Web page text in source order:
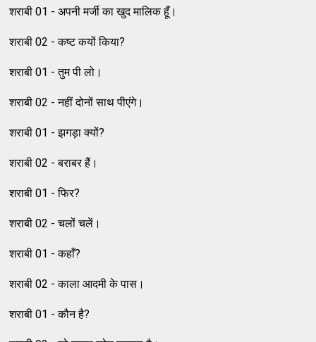
शराबी 01 - अपनी मर्जी का खुद मालिक हूँ।
शराबी 02 - कष्ट कयों किया?
शराबी 01 - तुम पी लो।
शराबी 02 - नहीं दोनों साथ पीएंगे।
शराबी 01 - झगड़ा क्यों?
शराबी 02 - बराबर हैं।
शराबी 01 - फिर?
शराबी 02 - चलों चलें।
शराबी 01 - कहाँ?
शराबी 02 - काला आदमी के पास।
शराबी 01 - कौन है?